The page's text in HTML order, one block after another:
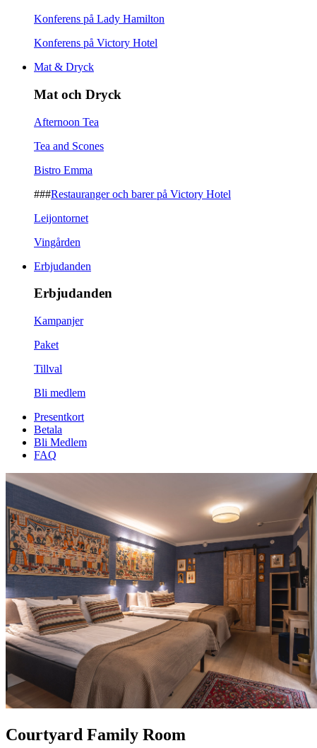
Konferens på Lady Hamilton
Konferens på Victory Hotel
Mat & Dryck
Mat och Dryck
Afternoon Tea
Tea and Scones
Bistro Emma
###Restauranger och barer på Victory Hotel
Leijontornet
Vingården
Erbjudanden
Erbjudanden
Kampanjer
Paket
Tillval
Bli medlem
Presentkort
Betala
Bli Medlem
FAQ
Courtyard Family Room